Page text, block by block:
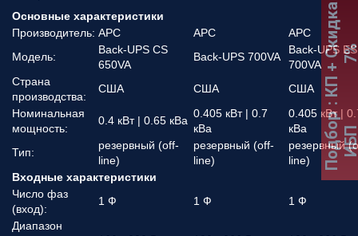
Основные характеристики
Производитель: APC APC
APC
Модель:
Back-UPS CS
650VA
Back-UPS 700VA
Back-UPS ES
700VA
Страна
производства:
США США
США
Номинальная
мощность:
0.4 кВт | 0.65 кВа
0.405 кВт | 0.7
кВа
0.405 кВт |
кВа
Тип:
резервный (off-
line)
резервный (off-
line)
резервный
line)
Входные характеристики
Число фаз
(вход):
1 Ф 1 Ф
1 Ф
Диапазон
Подбор
:
К
П
+
С
к
и
д
к
а
7